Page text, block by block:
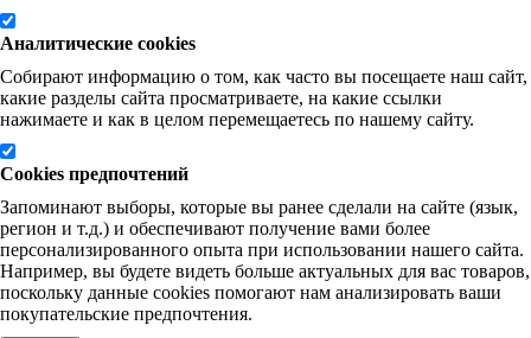
Аналитические cookies
Собирают информацию о том, как часто вы посещаете наш сайт,
какие разделы сайта просматриваете, на какие ссылки
нажимаете и как в целом перемещаетесь по нашему сайту.
Cookies предпочтений
Запоминают выборы, которые вы ранее сделали на сайте (язык,
регион и т.д.) и обеспечивают получение вами более
персонализированного опыта при использовании нашего сайта.
Например, вы будете видеть больше актуальных для вас товаров,
поскольку данные cookies помогают нам анализировать ваши
покупательские предпочтения.